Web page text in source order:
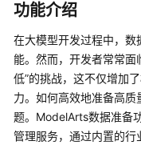
务
公
告
产
品
功能介绍
在大模型开发过程中，数
能。然而，开发者常常面
低”的挑战，这不仅增加
力。如何高效地准备高
题。ModelArts数据准备
管理服务，通过内置的